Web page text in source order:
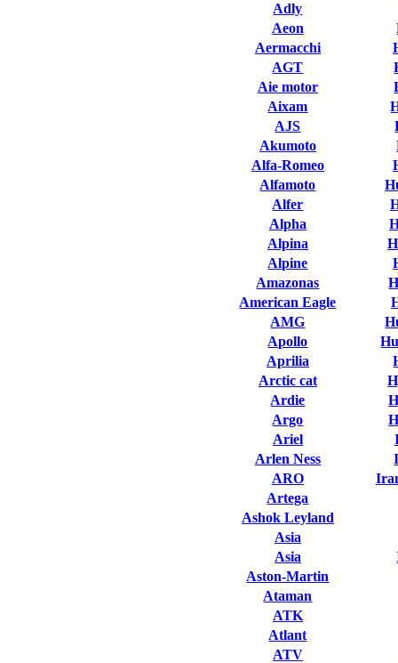
Adly
Aeon
Aermacchi
AGT
Aie motor
Aixam
AJS
Akumoto
Alfa-Romeo
Alfamoto
Alfer
Alpha
Alpina
Alpine
Amazonas
American Eagle
AMG
Apollo
Aprilia
Arctic cat
Ardie
Argo
Ariel
Arlen Ness
ARO
Artega
Ashok Leyland
Asia
Asia
Aston-Martin
Ataman
ATK
Atlant
ATV